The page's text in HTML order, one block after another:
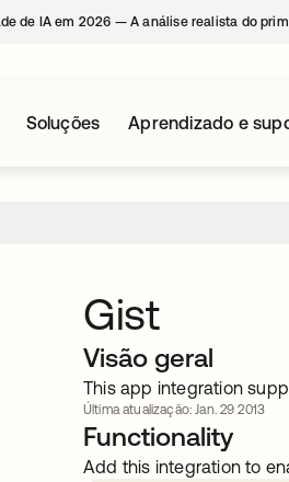
de IA em 2026 — A análise realista do
Soluções Aprendizado e
Gist
Visão geral
This app integration
Última atualização: Jan. 29 2013
Functionality
Add this integration to